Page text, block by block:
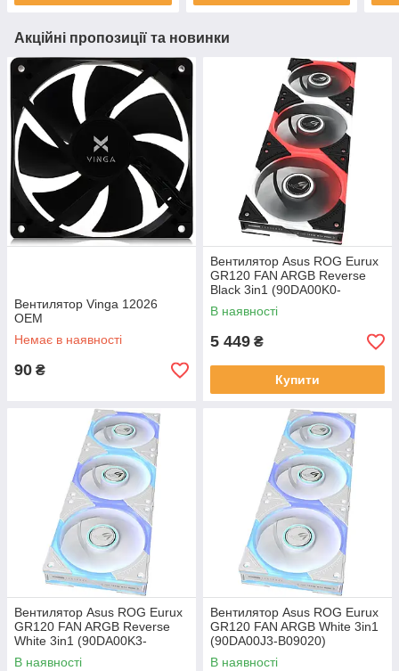
Акційні пропозиції та новинки
Вентилятор Vinga 12026
OEM
Немає в наявності
90 ₴
Вентилятор Asus ROG Eurux
GR120 FAN ARGB Reverse
Black 3in1 (90DA00K0-
B09020)
В наявності
5 449 ₴
Купити
Вентилятор Asus ROG Eurux
GR120 FAN ARGB Reverse
White 3in1 (90DA00K3-
B09020)
В наявності
Вентилятор Asus ROG Eurux
GR120 FAN ARGB White 3in1
(90DA00J3-B09020)
В наявності